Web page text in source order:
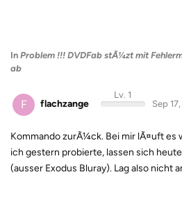
In Problem !!! DVDFab stÃ¼zt mit
ab
F flachzange
Lv. 1
Sep
Kommando zurÃ¼ck. Bei mir lÃ¤uft es
ich gestern probierte, lassen sich
(ausser Exodus Bluray). Lag also nicht